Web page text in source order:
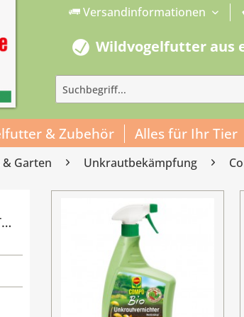
Versandinformationen
Wildvogelfutter aus
& Zubehör Alles für Ihr Tier
& Garten Unkrautbekämpfung